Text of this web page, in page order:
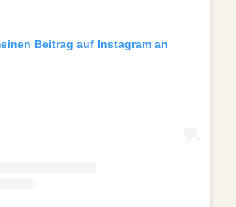
Beitrag auf Instagram an